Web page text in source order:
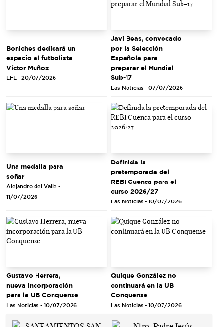
Boniches dedicará un
espacio al futbolista
Víctor Muñoz
EFE - 20/07/2026
Javi Beas, convocado
por la Selección
Española para
preparar el Mundial
Sub-17
Las Noticias - 07/07/2026
Una medalla para
soñar
Alejandro del Valle -
11/07/2026
Definida la
pretemporada del
REBI Cuenca para el
curso 2026/27
Las Noticias - 10/07/2026
Gustavo Herrera,
nueva incorporación
para la UB Conquense
Las Noticias - 10/07/2026
Quique González no
continuará en la UB
Conquense
Las Noticias - 10/07/2026